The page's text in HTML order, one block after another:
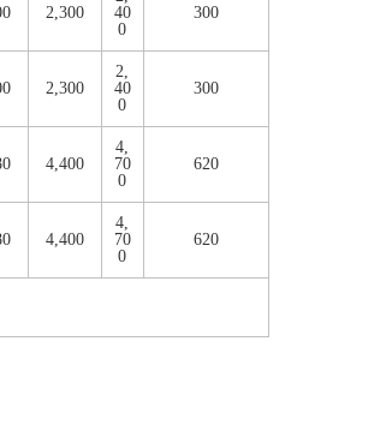
2,300
40
0
300
2,300
2,
40
0
300
4,400
4,
70
0
620
4,400
4,
70
0
620